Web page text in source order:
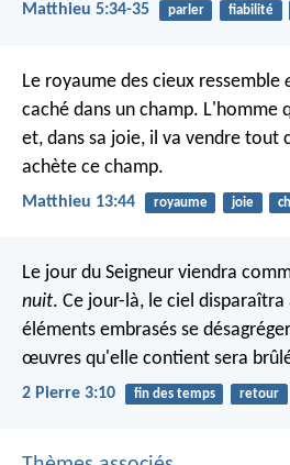
Matthieu 5:34-35 parler fiabilité
Le royaume des cieux ressemble
caché dans un champ. L'homme
et, dans sa joie, il va vendre tout
achète ce champ.
Matthieu 13:44 royaume joie
Le jour du Seigneur viendra
nuit. Ce jour-là, le ciel disparaîtra
éléments embrasés se
œuvres qu'elle contient sera
2 Pierre 3:10 fin des temps retour